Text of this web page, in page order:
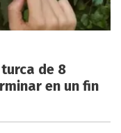
de 8
en un fin